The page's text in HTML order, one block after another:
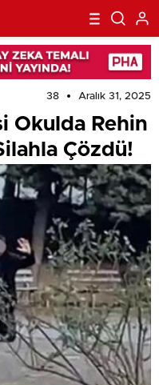
38 Aralık 31, 2025
Okulda Rehin
Çözdü!